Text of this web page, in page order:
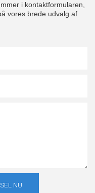
i kontaktformularen,
vores brede udvalg af
NU